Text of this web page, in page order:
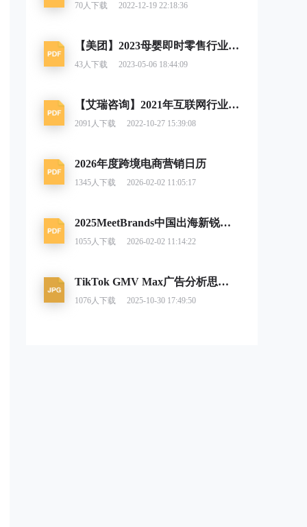
70人下载 2022-12-19 22:18:36
【美团】2023母婴即时零售行业白皮书
43人下载 2023-05-06 18:44:09
【艾瑞咨询】2021年互联网行业挑战与机遇白皮书
2091 人下载 2022-10-27 15:39:08
2026年度跨境电商营销日历
1345人下载 2026-02-02 11:05:17
2025MeetBrands中国出海新锐消费品牌榜单报告
1055人下载 2026-02-02 11:14:22
TikTok GMV Max广告分析思路及调整建议
1076人下载 2025-10-30 17:49:50